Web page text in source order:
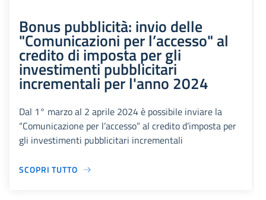
Bonus pubblicità: invio delle
"Comunicazioni per l’accesso" al
credito di imposta per gli
investimenti pubblicitari
incrementali per l'anno 2024
Dal 1° marzo al 2 aprile 2024 è possibile inviare la
“Comunicazione per l’accesso” al credito d’imposta per
gli investimenti pubblicitari incrementali
SCOPRI TUTTO